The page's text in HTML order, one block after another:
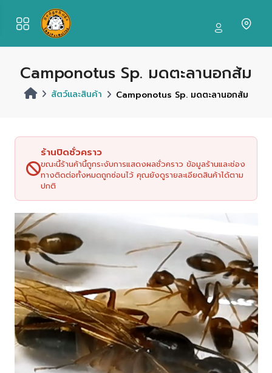
Camponotus Sp. มดตะลานอกส้ม
สัตว์และสินค้า Camponotus Sp. มดตะลานอกส้ม
ร้านปิดชั่วคราว
ขณะนี้ร้านค้านี้ถูกระงับการแสดงผลชั่วคราว ข้อมูลร้านและช่อง
ทางติดต่อทั้งหมดถูกซ่อนไว้ คุณยังดูรายละเอียดสินค้าได้ตาม
ปกติ